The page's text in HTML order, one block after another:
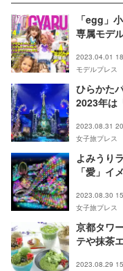
「egg」
専属モデ
2023.04.01
モデルプレス
ひらかた
2023年は
2023.08.31
女子旅プレス
よみうり
「愛」イ
2023.08.30
女子旅プレス
京都タワ
テや抹茶
2023.08.29